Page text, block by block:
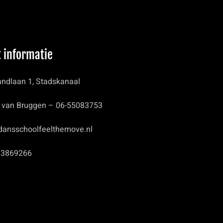
informatie
1, Stadskanaal
Bruggen – 06-55083753